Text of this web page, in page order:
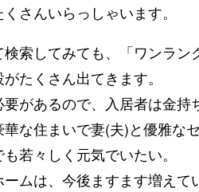
さんいらっしゃいます。
索してみても、「ワンラ
たくさん出てきます。
があるので、入居者は金持
な住まいで妻(夫)と優雅な
若々しく元気でいたい。
ムは、今後ますます増えて